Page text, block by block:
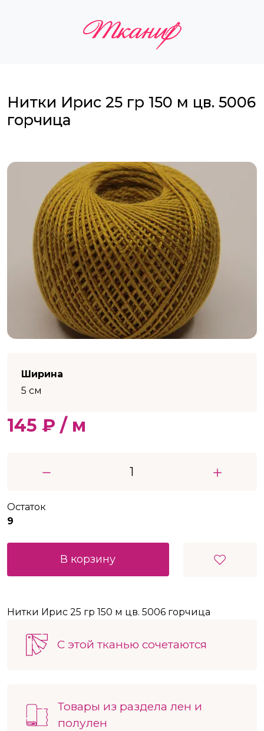
Нитки Ирис 25 гр 150 м цв. 5006
горчица
Ширина
5 см
145 ₽ / м
Остаток
9
В корзину
Нитки Ирис 25 гр 150 м цв. 5006 горчица
С этой тканью сочетаются
Товары из раздела лен и
полулен